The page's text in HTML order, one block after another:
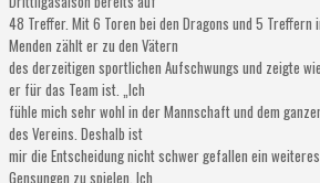
48 Treffer. Mit 6 Toren bei den Dragons und 5 Treffern
Menden zählt er zu den Vätern
des derzeitigen sportlichen Aufschwungs und zeigte
er für das Team ist. „Ich
fühle mich sehr wohl in der Mannschaft und dem
des Vereins. Deshalb ist
mir die Entscheidung nicht schwer gefallen ein
Gensungen zu spielen. Ich